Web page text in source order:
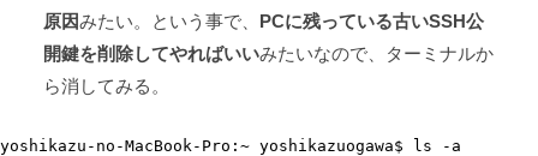
原因みたい。という事で、 PCに残っている古いSSH公
開鍵を削除してやればいいみたいなので、ターミナルか
ら消してみる。
yoshikazu-no-MacBook-Pro:~ yoshikazuogawa$ ls -a